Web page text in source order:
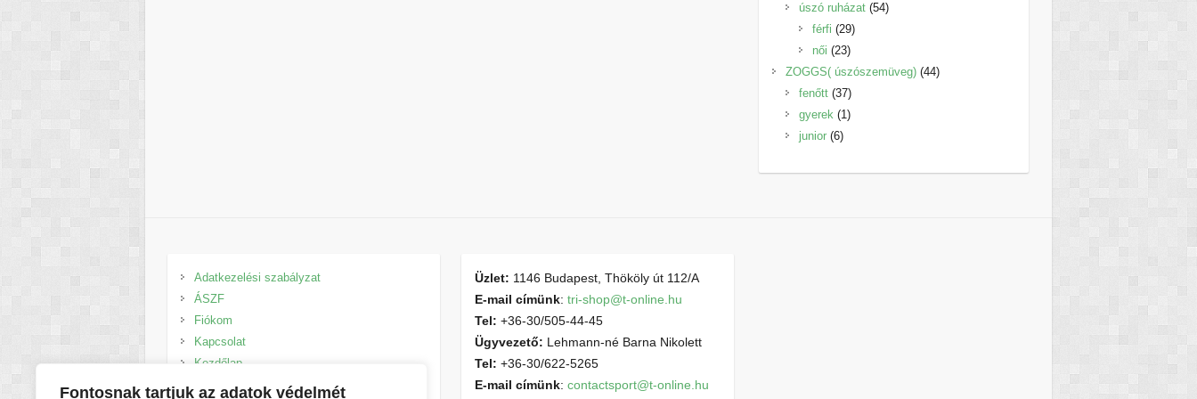
Fontosnak tartjuk az adatok védelmét
termék
úszó ruházat 5454
férfi 2929
női 2323
termék
ZOGGS( úszószemüveg) 4444
fenőtt 3737
termék
gyerek 11
junior 66
Adatkezelési szabályzat
ÁSZF
Fiókom
Kapcsolat
Kezdőlap
Üzlet: 1146 Budapest, Thököly út 112/A
E-mail címünk:tri-shop@t-online.hu
Tel: +36-30/505-44-45
Ügyvezető: Lehmann-né Barna Nikolett
Tel: +36-30/622-5265
E-mail címünk:contactsport@t-online.hu